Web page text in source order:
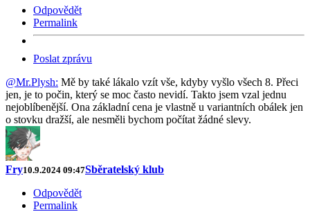
Odpovědět
Permalink
Poslat zprávu
@Mr.Plysh: Mě by také lákalo vzít vše, kdyby vyšlo všech 8. Přeci
jen, je to počin, který se moc často nevidí. Takto jsem vzal jednu
nejoblíbenější. Ona základní cena je vlastně u variantních obálek jen
o stovku dražší, ale nesměli bychom počítat žádné slevy.
Fry10.9.2024 09:47Sběratelský klub
Odpovědět
Permalink